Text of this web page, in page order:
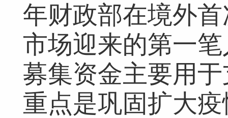
年财政部在境外
市场迎来的第一
募集资金主要用
重点是巩固扩大